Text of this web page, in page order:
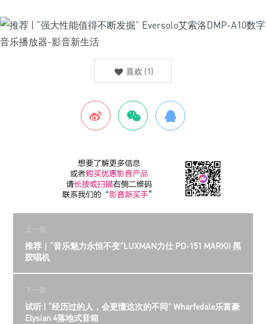
喜欢 (1)
上一篇
推荐｜“音乐魅力永恒不变”LUXMAN力仕 PD-151 MARKII 黑
胶唱机
下一篇
试听 | “经历过的人，会更懂这次的不同” Wharfedale乐富豪
Elysian 4落地式音箱